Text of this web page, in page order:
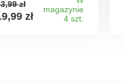
oznajmiając
donośnym
zł
zł
magazynie
4 szt.